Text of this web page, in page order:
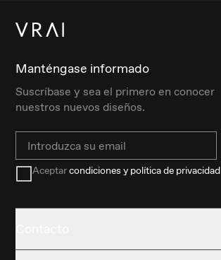
Manténgase informado
Suscríbase y sea el primero en conocer
nuestros nuevos diseños.
Email
Aceptarcondiciones y política de privacidad